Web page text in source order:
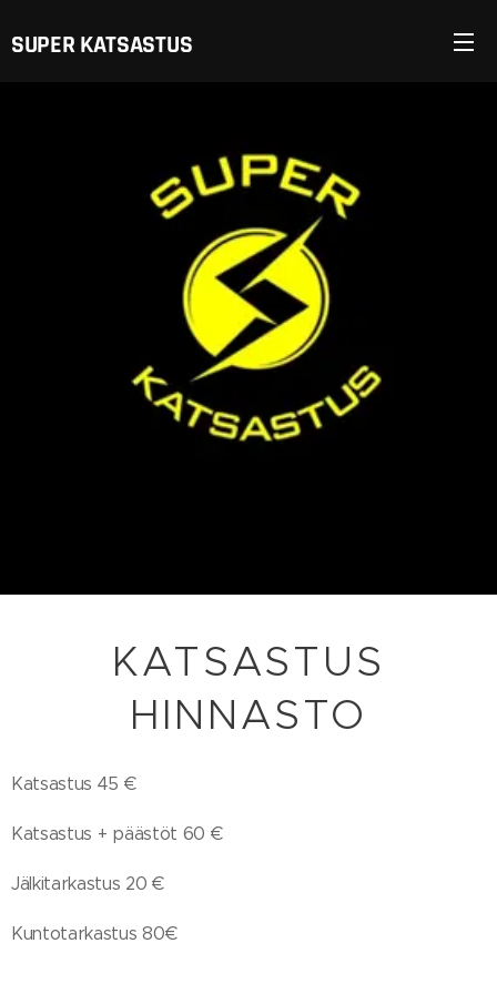
SUPER KATSASTUS
KATSASTUS
HINNASTO
Katsastus 45 €
Katsastus + päästöt 60 €
Jälkitarkastus 20 €
Kuntotarkastus 80€